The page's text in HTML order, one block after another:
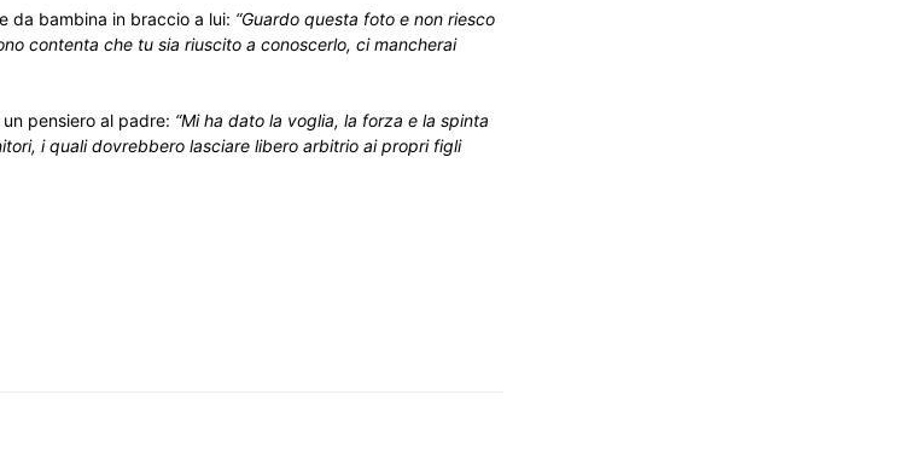
da bambina in braccio a lui: “Guardo questa foto e non riesco
contenta che tu sia riuscito a conoscerlo, ci mancherai
pensiero al padre: “Mi ha dato la voglia, la forza e la spinta
i quali dovrebbero lasciare libero arbitrio ai propri figli